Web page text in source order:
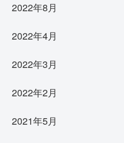
2022年8月
2022年4月
2022年3月
2022年2月
2021年5月